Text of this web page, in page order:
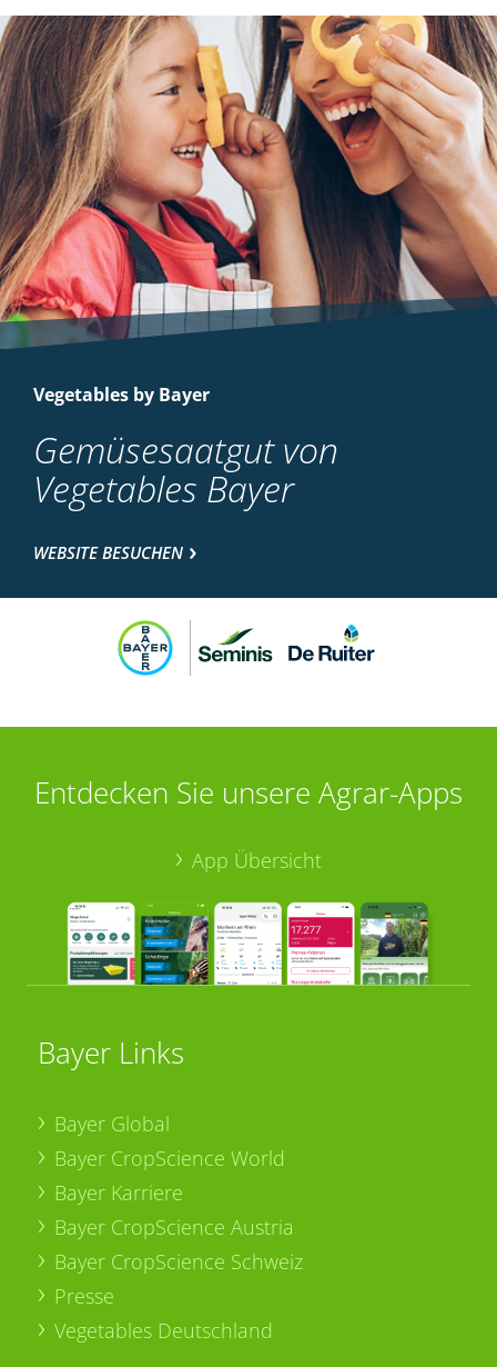
Vegetables by Bayer
Gemüsesaatgut von
Vegetables Bayer
WEBSITE BESUCHEN
Entdecken Sie unsere Agrar-Apps
App Übersicht
Bayer Links
Bayer Global
Bayer CropScience World
Bayer Karriere
Bayer CropScience Austria
Bayer CropScience Schweiz
Presse
Vegetables Deutschland